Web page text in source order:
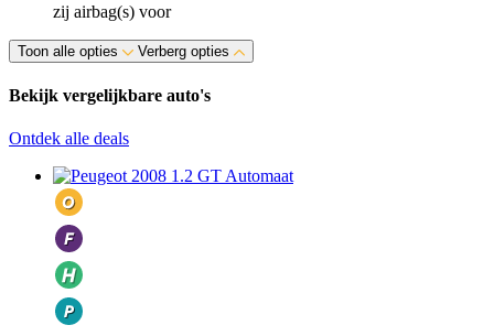
zij airbag(s) voor
Toon alle opties Verberg opties
Bekijk vergelijkbare auto's
Ontdek alle deals